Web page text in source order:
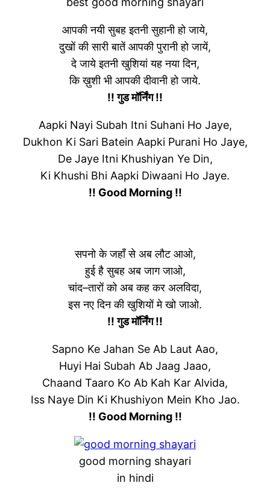
आपकी नयी सुबह इतनी सुहानी हो जाये,
दुखों की सारी बातें आपकी पुरानी हो जायें,
दे जाये इतनी खुशियां यह नया दिन,
कि ख़ुशी भी आपकी दीवानी हो जाये.
!! गुड मॉर्निंग !!
Aapki Nayi Subah Itni Suhani Ho Jaye,
Dukhon Ki Sari Batein Aapki Purani Ho Jaye,
De Jaye Itni Khushiyan Ye Din,
Ki Khushi Bhi Aapki Diwaani Ho Jaye.
!! Good Morning !!
सपनो के जहाँ से अब लौट आओ,
हुई है सुबह अब जाग जाओ,
चांद–तारों को अब कह कर अलविदा,
इस नए दिन की खुशियों मे खो जाओ.
!! गुड मॉर्निंग !!
Sapno Ke Jahan Se Ab Laut Aao,
Huyi Hai Subah Ab Jaag Jaao,
Chaand Taaro Ko Ab Kah Kar Alvida,
Iss Naye Din Ki Khushiyon Mein Kho Jao.
!! Good Morning !!
good morning shayari
in hindi